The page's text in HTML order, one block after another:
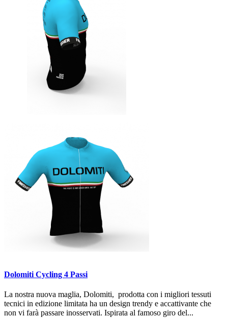
Dolomiti Cycling 4 Passi
La nostra nuova maglia, Dolomiti, prodotta con i migliori tessuti
tecnici in edizione limitata ha un design trendy e accattivante che
non vi farà passare inosservati. Ispirata al famoso giro del...